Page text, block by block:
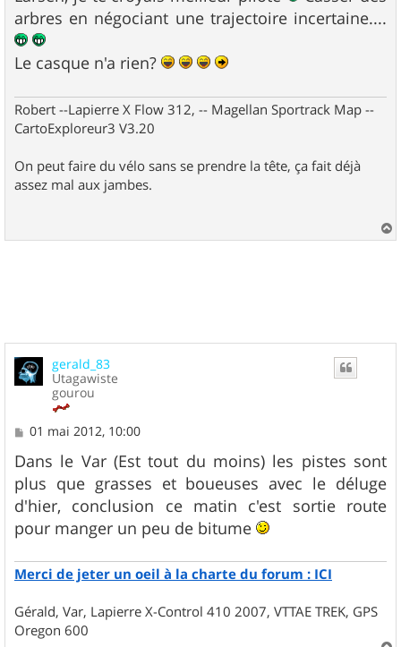
arbres en négociant une trajectoire incertaine....
Le casque n'a rien?
Robert --Lapierre X Flow 312, -- Magellan Sportrack Map --
CartoExploreur3 V3.20
On peut faire du vélo sans se prendre la tête, ça fait déjà
assez mal aux jambes.
a
gerald_83
Utagawiste
gourou
M
s
s
a
g
e
01 mai 2012, 10:00
Dans le Var (Est tout du moins) les pistes sont
plus que grasses et boueuses avec le déluge
d'hier, conclusion ce matin c'est sortie route
pour manger un peu de bitume
Merci de jeter un oeil à la charte du forum : ICI
Gérald, Var, Lapierre X-Control 410 2007, VTTAE TREK, GPS
Oregon 600